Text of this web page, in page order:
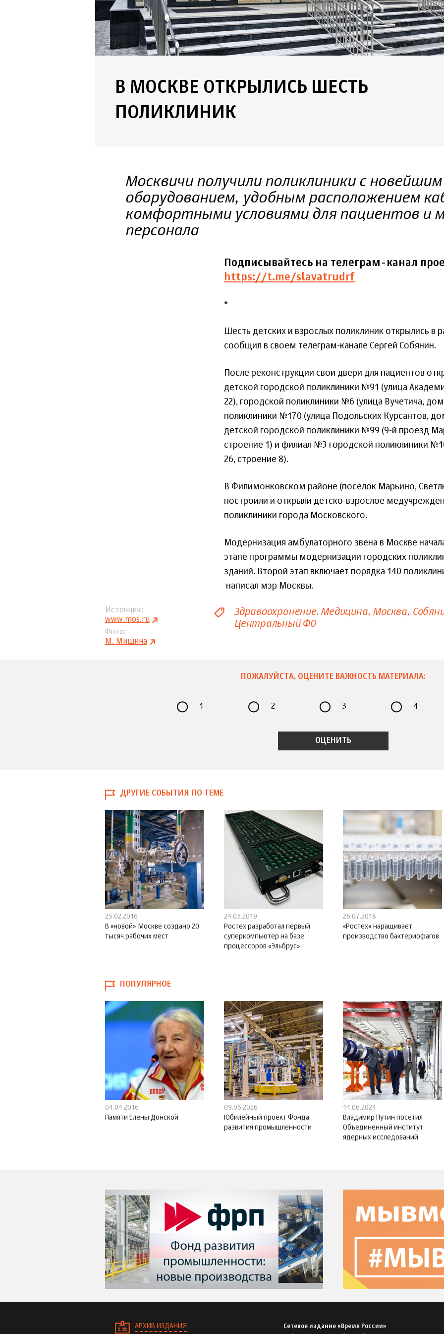
В МОСКВЕ ОТКРЫЛИСЬ ШЕСТЬ
ПОЛИКЛИНИК
Москвичи получили поликлиники с
оборудованием, удобным расположением
комфортными условиями для пациентов и
персонала
Подписывайтесь на телеграм-канал
https://t.me/slavatrudrf
*
Шесть детских и взрослых поликлиник открылись в
сообщил в своем телеграм-канале Сергей Собянин.
После реконструкции свои двери для пациентов
детской городской поликлиники №91 (улица
22), городской поликлиники №6 (улица Вучетича,
поликлиники №170 (улица Подольских Курсантов,
детской городской поликлиники №99 (9-й проезд
строение 1) и филиал №3 городской поликлиники
26, строение 8).
В Филимонковском районе (поселок Марьино,
построили и открыли детско-взрослое
поликлиники города Московского.
Модернизация амбулаторного звена в Москве
этапе программы модернизации городских
зданий. Второй этап включает порядка 140
написал мэр Москвы.
Источник
www.mos.ru
Фото
М. Мишина
Здравоохранение. Медицина Москва
Центральный ФО
ПОЖАЛУЙСТА, ОЦЕНИТЕ ВАЖНОСТЬ МАТЕРИАЛА:
1 2 3 4
ДРУГИЕ СОБЫТИЯ ПО ТЕМЕ
25.02.2016
В «новой» Москве создано 20
тысяч рабочих мест
24.05.2019
Ростех разработал первый
суперкомпьютер на базе
процессоров «Эльбрус»
26.07.2018
«Ростех» наращивает
производство бактериофагов
ПОПУЛЯРНОЕ
04.04.2016
Памяти Елены Донской
09.06.2026
Юбилейный проект Фонда
развития промышленности
14.06.2024
Владимир Путин посетил
Объединенный институт
ядерных исследований
АРХИВ ИЗДАНИЯ
Сетевое издание «Время России»